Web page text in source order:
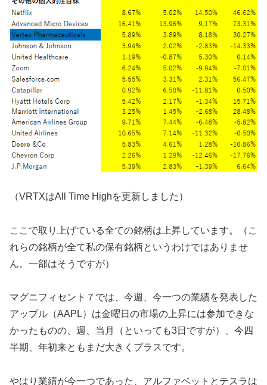
（VRTXはAll Time Highを更新しました）
ここで取り上げている全ての銘柄は上昇しています。（こ
れらの銘柄が全て私の保有銘柄というわけではありませ
ん。一部はそうですが）
マグニフィセント７では、今週、今一つの業績を発表した
アップル（AAPL）は金曜日の市場の上昇には参加できな
かったものの、週、当月（といっても3日ですが）、今四
半期、年初来ともまだ大きくプラスです。
やはり業績が今一つであった、アルファベットとテスラは